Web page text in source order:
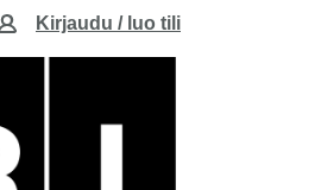
Kirjaudu / luo tili